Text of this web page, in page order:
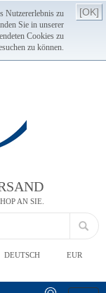
Nutzererlebnis zu
Sie in unserer
Cookies zu
zu können.
[OK]
AN SIE.
DEUTSCH EUR